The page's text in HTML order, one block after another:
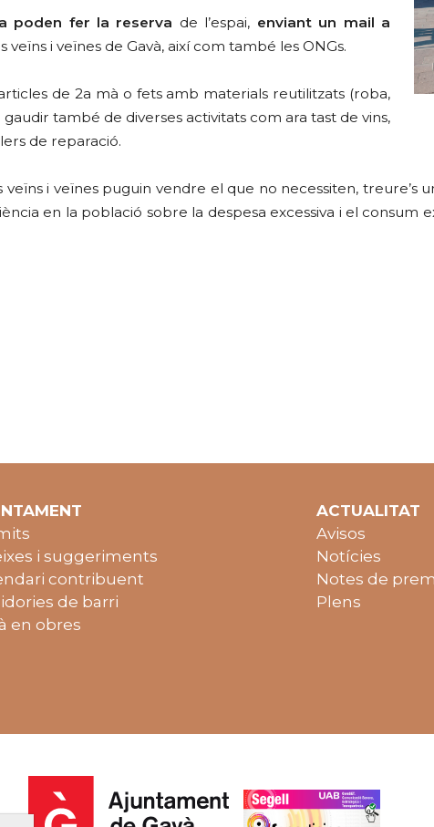
poden fer la reserva de l’espai, enviant un mail a
veïns i veïnes de Gavà, així com també les ONGs.
de 2a mà o fets amb materials reutilitzats (roba,
també de diverses activitats com ara tast de vins,
de reparació.
i veïnes puguin vendre el que no necessiten, treure’s
en la població sobre la despesa excessiva i el consum
i suggeriments
contribuent
de barri
en obres
ACTUALITAT
Avisos
Notícies
Notes de
Plens